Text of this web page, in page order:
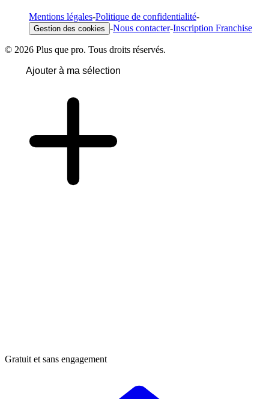
Mentions légales-Politique de confidentialité-
Gestion des cookies -Nous contacter-Inscription Franchise
© 2026 Plus que pro. Tous droits réservés.
Ajouter à ma sélection
Gratuit et sans engagement